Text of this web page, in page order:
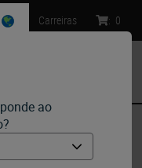
ao
Carreiras : 0